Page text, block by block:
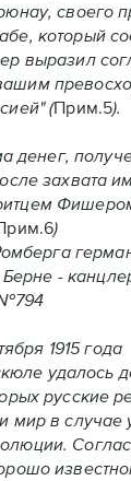
своего
который
выразил
(Прим.5).
захвата
)
-
1915 года
удалось
русские
мир в случае